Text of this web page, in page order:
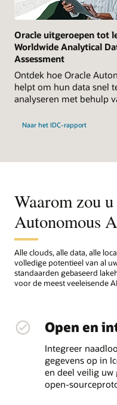
Oracle uitgeroepen tot
Worldwide Analytical
Assessment
Ontdek hoe Oracle
helpt om hun data snel
analyseren met behulp
Naar het IDC-rapport
Waarom zou
Autonomous
Alle clouds, alle data, alle
volledige potentieel van al
standaarden gebaseerd
voor de meest veeleisende
Open en
Integreer
gegevens op in
en deel veilig uw
open-